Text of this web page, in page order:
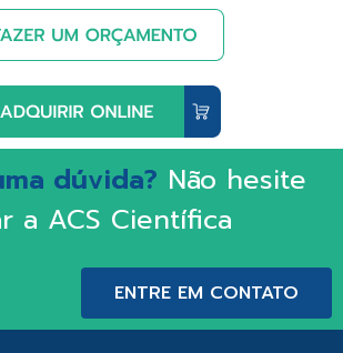
dúvida? Não hesite
a ACS Científica
ENTRE EM CONTATO